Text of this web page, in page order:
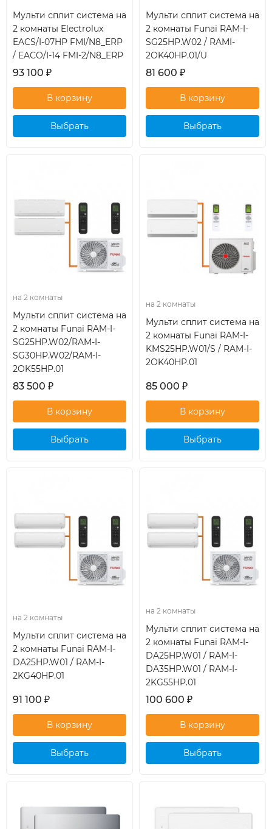
Мульти сплит система на
2 комнаты Electrolux
EACS/I-07HP FMI/N8_ERP
/ EACO/I-14 FMI-2/N8_ERP
93 100 ₽
Выбрать
Мульти сплит система на
2 комнаты Funai RAM-I-
SG25HP.W02 / RAMI-
2OK40HP.01/U
81 600 ₽
Выбрать
на 2 комнаты
Мульти сплит система на
2 комнаты Funai RAM-I-
SG25HP.W02/RAM-I-
SG30HP.W02/RAM-I-
2OK55HP.01
83 500 ₽
Выбрать
на 2 комнаты
Мульти сплит система на
2 комнаты Funai RAM-I-
KMS25HP.W01/S / RAM-I-
2OK40HP.01
85 000 ₽
Выбрать
на 2 комнаты
Мульти сплит система на
2 комнаты Funai RAM-I-
DA25HP.W01 / RAM-I-
2KG40HP.01
91 100 ₽
Выбрать
на 2 комнаты
Мульти сплит система на
2 комнаты Funai RAM-I-
DA25HP.W01 / RAM-I-
DA35HP.W01 / RAM-I-
2KG55HP.01
100 600 ₽
Выбрать